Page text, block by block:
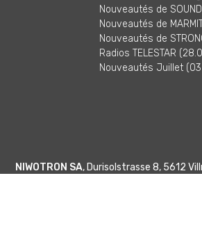
Nouveautés de
Nouveautés de
Nouveautés de
Radios TELESTAR
Nouveautés Juillet
NIWOTRON SA, Durisolstrasse 8, 5612